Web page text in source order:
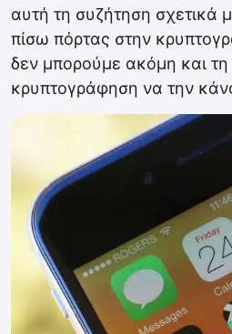
αυτή τη συζήτηση σχετικά
πίσω πόρτας στην
δεν μπορούμε ακόμη και τη
κρυπτογράφηση να την